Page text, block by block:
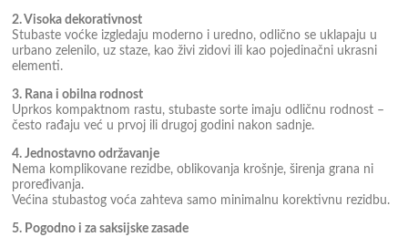
2. Visoka dekorativnost
Stubaste voćke izgledaju moderno i uredno, odlično se uklapaju u
urbano zelenilo, uz staze, kao živi zidovi ili kao pojedinačni ukrasni
elementi.
3. Rana i obilna rodnost
Uprkos kompaktnom rastu, stubaste sorte imaju odličnu rodnost –
često rađaju već u prvoj ili drugoj godini nakon sadnje.
4. Jednostavno održavanje
Nema komplikovane rezidbe, oblikovanja krošnje, širenja grana ni
proređivanja.
Većina stubastog voća zahteva samo minimalnu korektivnu rezidbu.
5. Pogodno i za saksijske zasade